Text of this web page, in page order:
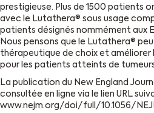
prestigieuse. Plus de 1500 patients
avec le Lutathera® sous usage
patients désignés nommément aux
Nous pensons que le Lutathera®
thérapeutique de choix et améliorer
pour les patients atteints de
La publication du New England
consultée en ligne via le lien URL
www.nejm.org/doi/full/10.1056/